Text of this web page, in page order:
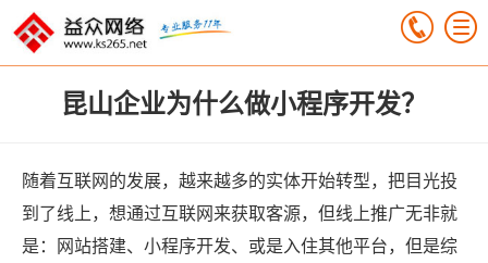
昆山企业为什么做小程序开发？
随着互联网的发展，越来越多的实体开始转型，把目光投
到了线上，想通过互联网来获取客源，但线上推广无非就
是：网站搭建、小程序开发、或是入住其他平台，但是综